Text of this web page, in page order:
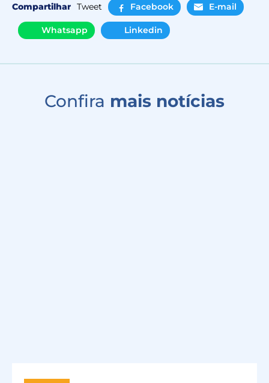
Compartilhar Tweet Facebook E-mail
Whatsapp Linkedin
Confira mais notícias